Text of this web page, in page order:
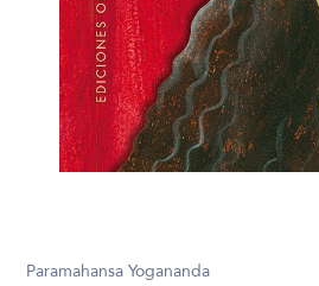
Paramahansa Yogananda